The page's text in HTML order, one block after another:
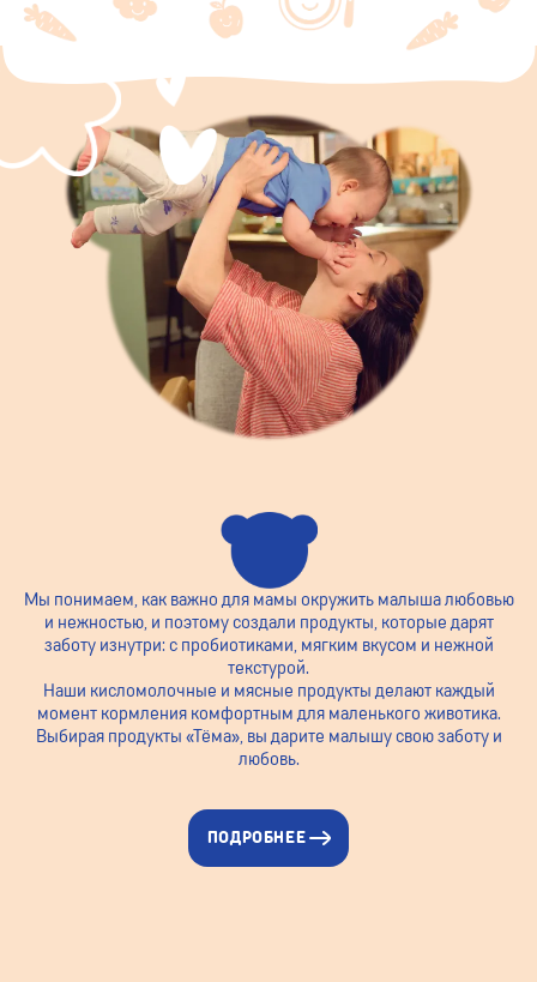
Мы понимаем, как важно для мамы окружить малыша любовью
и нежностью, и поэтому создали продукты, которые дарят
заботу изнутри: с пробиотиками, мягким вкусом и нежной
текстурой.
Наши кисломолочные и мясные продукты делают каждый
момент кормления комфортным для маленького животика.
Выбирая продукты «Тёма», вы дарите малышу свою заботу и
любовь.
ПОДРОБНЕЕ